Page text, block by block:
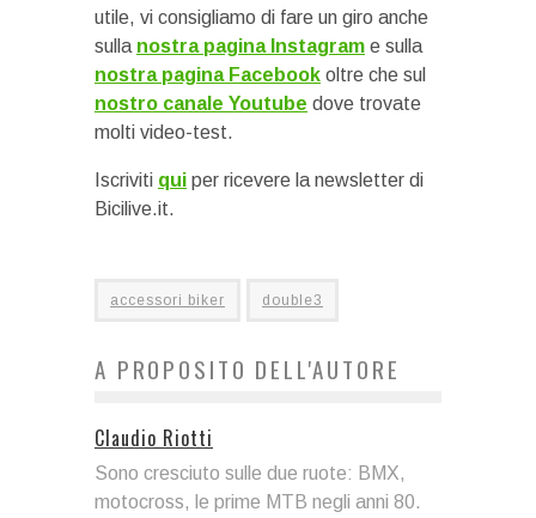
utile, vi consigliamo di fare un giro anche
sulla nostra pagina Instagram e sulla
nostra pagina Facebook oltre che sul
nostro canale Youtube dove trovate
molti video-test.
Iscriviti qui per ricevere la newsletter di
Bicilive.it.
accessori biker double3
A PROPOSITO DELL'AUTORE
Claudio Riotti
Sono cresciuto sulle due ruote: BMX,
motocross, le prime MTB negli anni 80.